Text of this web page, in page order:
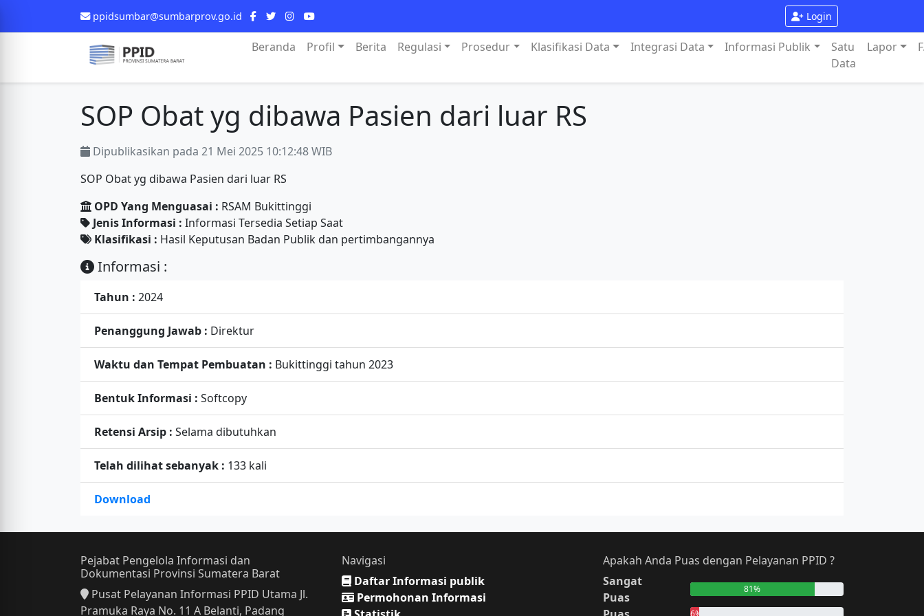
ppidsumbar@sumbarprov.go.id Login
Beranda Profil Berita Regulasi Prosedur Klasifikasi Data Integrasi Data Informasi Publik
Satu
Data
Lapor
SOP Obat yg dibawa Pasien dari luar RS
Dipublikasikan pada 21 Mei 2025 10:12:48 WIB
SOP Obat yg dibawa Pasien dari luar RS
OPD Yang Menguasai : RSAM Bukittinggi
Jenis Informasi : Informasi Tersedia Setiap Saat
Klasifikasi : Hasil Keputusan Badan Publik dan pertimbangannya
Informasi :
Tahun : 2024
Penanggung Jawab : Direktur
Waktu dan Tempat Pembuatan : Bukittinggi tahun 2023
Bentuk Informasi : Softcopy
Retensi Arsip : Selama dibutuhkan
Telah dilihat sebanyak : 133 kali
Download
Pejabat Pengelola Informasi dan
Dokumentasi Provinsi Sumatera Barat
Pusat Pelayanan Informasi PPID Utama Jl.
Pramuka Raya No. 11 A Belanti, Padang
Navigasi
Daftar Informasi publik
Permohonan Informasi
Apakah Anda Puas dengan Pelayanan PPID ?
Sangat
Puas
81%
6%